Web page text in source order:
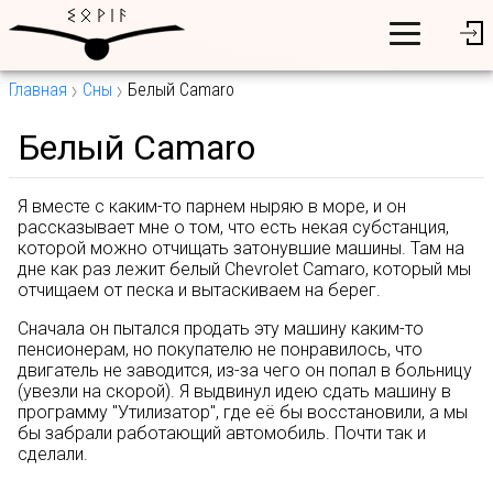
Главная Сны Белый Camaro
Белый Camaro
Я вместе с каким-то парнем ныряю в море, и он
рассказывает мне о том, что есть некая субстанция,
которой можно отчищать затонувшие машины. Там на
дне как раз лежит белый Chevrolet Camaro, который мы
отчищаем от песка и вытаскиваем на берег.
Сначала он пытался продать эту машину каким-то
пенсионерам, но покупателю не понравилось, что
двигатель не заводится, из-за чего он попал в больницу
(увезли на скорой). Я выдвинул идею сдать машину в
программу "Утилизатор", где её бы восстановили, а мы
бы забрали работающий автомобиль. Почти так и
сделали.